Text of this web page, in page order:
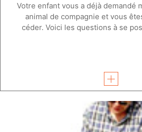
Votre enfant vous a déjà demandé
animal de compagnie et vous
céder. Voici les questions à se